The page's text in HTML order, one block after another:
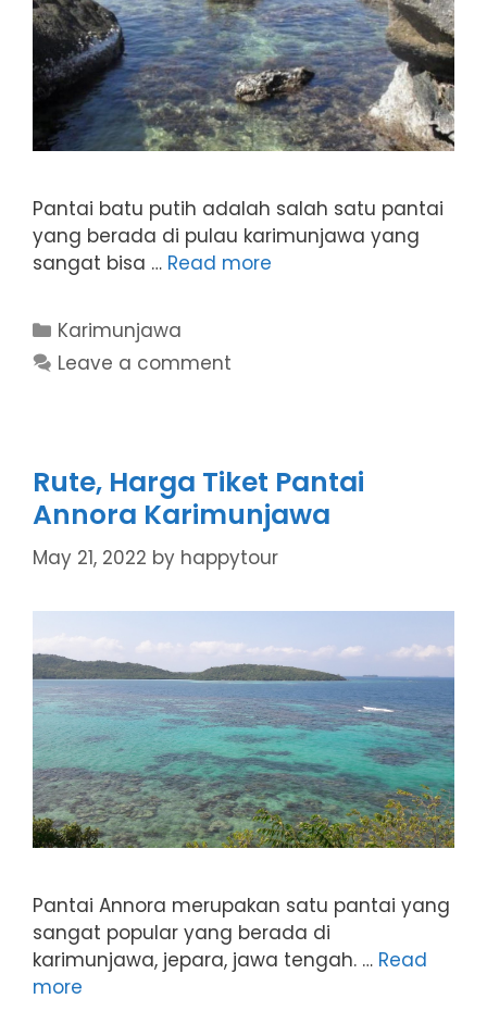
Pantai batu putih adalah salah satu pantai
yang berada di pulau karimunjawa yang
sangat bisa … Read more
Categories
Karimunjawa
Leave a comment
Rute, Harga Tiket Pantai
Annora Karimunjawa
May 21, 2022 by happytour
Pantai Annora merupakan satu pantai yang
sangat popular yang berada di
karimunjawa, jepara, jawa tengah. … Read
more